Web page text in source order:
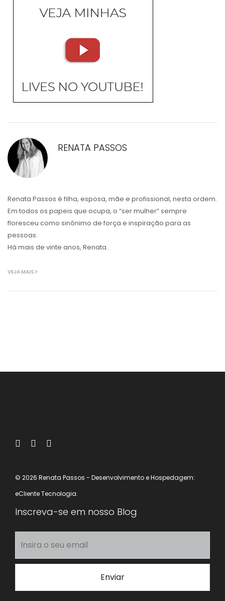
RENATA PASSOS
Renata Passos é filha, esposa, mãe e profissional, nesta ordem.
Em todos os papeis que ocupa, o “ser mulher” sempre
floresceu como sinônimo de força e inspiração para as
pessoas.
Há mais de vinte anos, Renata..
VEJA MAIS
© 2026 Renata Passos - Desenvolvimento e Hospedagem:
eCliente Tecnologia.
Inscreva-se em nosso Blog